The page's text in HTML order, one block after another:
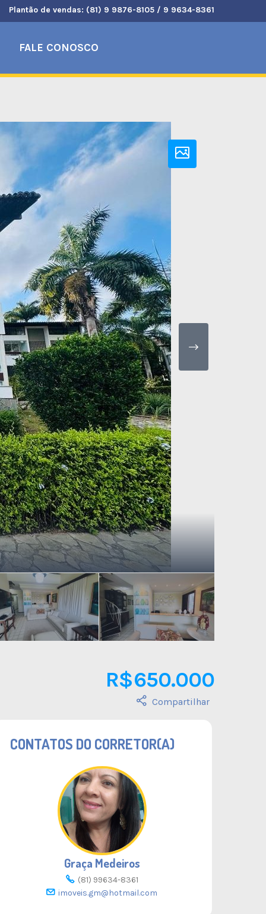
Plantão de vendas: (81) 9 9876-8105 / 9 9634-8361
FALE CONOSCO
R$ 650.000
Compartilhar
CONTATOS DO CORRETOR(A)
Graça Medeiros
(81) 99634-8361
imoveis.gm@hotmail.com